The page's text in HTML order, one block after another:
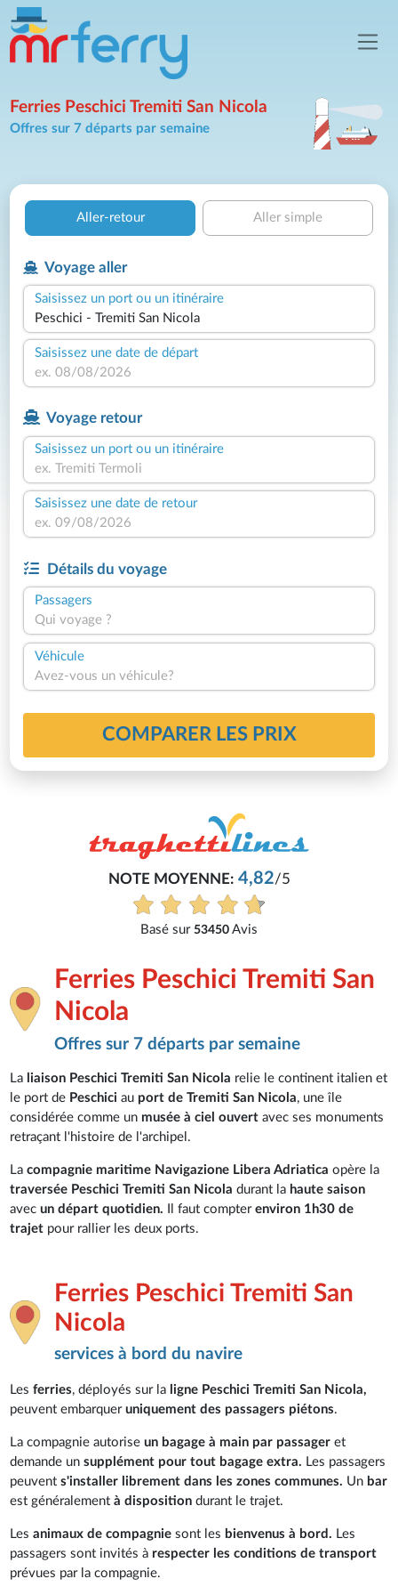
Ferries Peschici Tremiti San Nicola
Offres sur 7 départs par semaine
Aller-retour Aller simple
Voyage aller
Saisissez un port ou un itinéraire
Saisissez une date de départ
Voyage retour
Saisissez un port ou un itinéraire
Saisissez une date de retour
Détails du voyage
Passagers
Qui voyage ?
Véhicule
Avez-vous un véhicule?
COMPARER LES PRIX
NOTE MOYENNE:4,82/5
Basé sur 53450 Avis
Ferries Peschici Tremiti San
Nicola
Offres sur 7 départs par semaine
La liaison Peschici Tremiti San Nicola relie le continent italien et
le port de Peschiciau port de Tremiti San Nicola, une île
considérée comme un musée à ciel ouvert avec ses monuments
retraçant l'histoire de l'archipel.
Lacompagnie maritime Navigazione Libera Adriatica opère la
traversée Peschici Tremiti San Nicola durant la haute saison
avecun départ quotidien. Il faut compterenviron 1h30 de
trajet pour rallier les deux ports.
Ferries Peschici Tremiti San
Nicola
services à bord du navire
Lesferries, déployés sur la ligne Peschici Tremiti San Nicola,
peuvent embarqueruniquement des passagers piétons.
La compagnie autoriseun bagage à main par passager et
demande unsupplément pour tout bagage extra. Les passagers
peuvents'installer librement dans les zones communes. Un bar
est généralementà disposition durant le trajet.
Lesanimaux de compagniesont les bienvenus à bord. Les
passagers sont invités à respecter les conditions de transport
prévues par la compagnie.